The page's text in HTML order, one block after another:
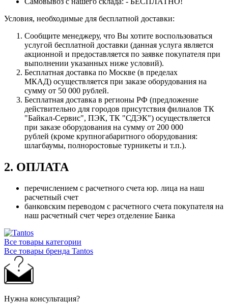
Условия, необходимые для бесплатной доставки:
Сообщите менеджеру, что Вы хотите воспользоваться
услугой бесплатной доставки (данная услуга является
акционной и предоставляется по заявке покупателя при
выполнении указанных ниже условий).
Бесплатная доставка по Москве (в пределах
МКАД) осуществляется при заказе оборудования на
сумму от 50 000 рублей.
Бесплатная доставка в регионы РФ (предложение
действительно для городов присутствия филиалов ТК
"Байкал-Сервис", ПЭК, ТК "СДЭК") осуществляется
при заказе оборудования на сумму от 200 000
рублей (кроме крупногабаритного оборудования:
шлагбаумы, полноростовые турникеты и т.п.).
2. ОПЛАТА
перечислением с расчетного счета юр. лица на наш
расчетный счет
банковским переводом с расчетного счета покупателя на
наш расчетный счет через отделение Банка
Все товары категории
Все товары бренда Tantos
Нужна консультация?